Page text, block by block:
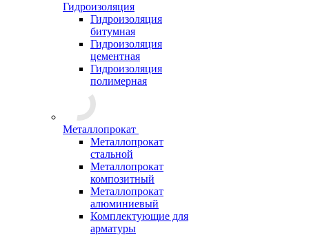
Гидроизоляция
Гидроизоляция
битумная
Гидроизоляция
цементная
Гидроизоляция
полимерная
Металлопрокат
Металлопрокат
стальной
Металлопрокат
композитный
Металлопрокат
алюминиевый
Комплектующие для
арматуры